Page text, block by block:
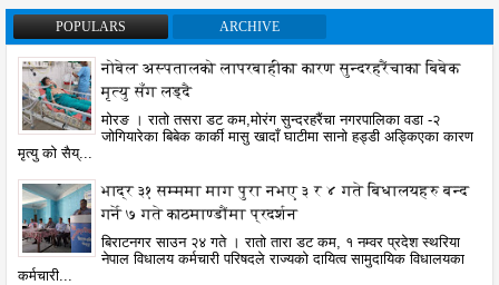
POPULARS ARCHIVE
नोबेल अस्पतालको लापरबाहीका कारण सुन्दरहरैंचाका बिबेक
मृत्यु सँग लड्दै
मोरङ । रातो तसरा डट कम,मोरंग सुन्दरहरैंचा नगरपालिका वडा -२
जोगियारेका बिबेक कार्की मासु खादाँ घाटीमा सानो हड्डी अड्किएका कारण
मृत्यु को सैय्...
भाद्र ३१ सम्ममा माग पुरा नभए ३ र ४ गते बिधालयहरु बन्द
गर्ने ७ गते काठमाण्डौंमा प्रदर्शन
बिराटनगर साउन २४ गते । रातो तारा डट कम, १ नम्वर प्रदेश स्थरिया
नेपाल विधालय कर्मचारी परिषदले राज्यको दायित्व सामुदायिक विधालयका
कर्मचारी...